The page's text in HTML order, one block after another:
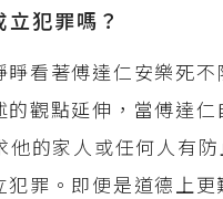
犯罪嗎？
看著傅達仁安樂死不
觀點延伸，當傅達
他的家人或任何人有
罪。即便是道德上